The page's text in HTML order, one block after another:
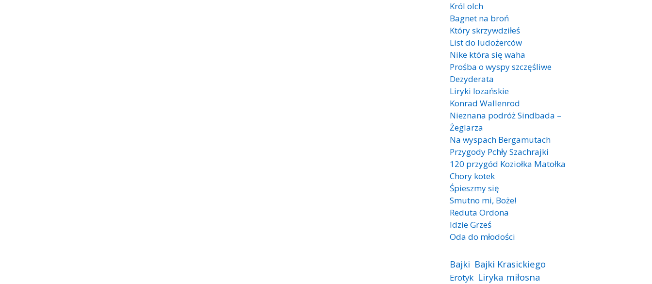
Król olch
Bagnet na broń
Który skrzywdziłeś
List do ludożerców
Nike która się waha
Prośba o wyspy szczęśliwe
Dezyderata
Liryki lozańskie
Konrad Wallenrod
Nieznana podróż Sindbada –
Żeglarza
Na wyspach Bergamutach
Przygody Pchły Szachrajki
120 przygód Koziołka Matołka
Chory kotek
Śpieszmy się
Smutno mi, Boże!
Reduta Ordona
Idzie Grześ
Oda do młodości
Bajki Bajki Krasickiego
Erotyk Liryka miłosna